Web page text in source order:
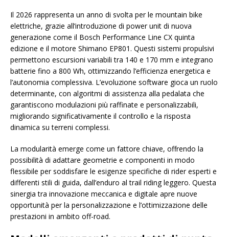
Il 2026 rappresenta un anno di svolta per le mountain bike
elettriche, grazie all’introduzione di power unit di nuova
generazione come il Bosch Performance Line CX quinta
edizione e il motore Shimano EP801. Questi sistemi propulsivi
permettono escursioni variabili tra 140 e 170 mm e integrano
batterie fino a 800 Wh, ottimizzando l’efficienza energetica e
l’autonomia complessiva. L’evoluzione software gioca un ruolo
determinante, con algoritmi di assistenza alla pedalata che
garantiscono modulazioni più raffinate e personalizzabili,
migliorando significativamente il controllo e la risposta
dinamica su terreni complessi.
La modularità emerge come un fattore chiave, offrendo la
possibilità di adattare geometrie e componenti in modo
flessibile per soddisfare le esigenze specifiche di rider esperti e
differenti stili di guida, dall’enduro al trail riding leggero. Questa
sinergia tra innovazione meccanica e digitale apre nuove
opportunità per la personalizzazione e l’ottimizzazione delle
prestazioni in ambito off-road.